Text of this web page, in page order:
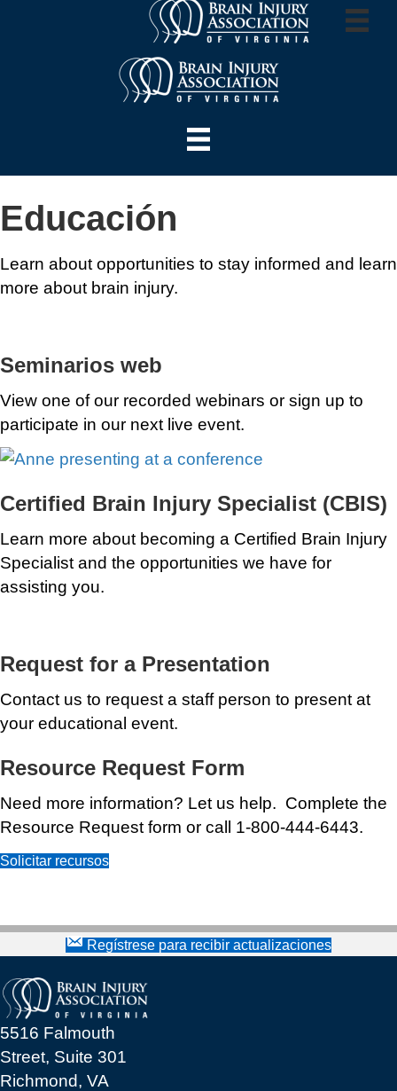
Educación
Learn about opportunities to stay informed and learn
more about brain injury.
Seminarios web
View one of our recorded webinars or sign up to
participate in our next live event.
Certified Brain Injury Specialist (CBIS)
Learn more about becoming a Certified Brain Injury
Specialist and the opportunities we have for
assisting you.
Request for a Presentation
Contact us to request a staff person to present at
your educational event.
Resource Request Form
Need more information? Let us help. Complete the
Resource Request form or call 1-800-444-6443.
Solicitar recursos
Regístrese para recibir actualizaciones
5516 Falmouth
Street, Suite 301
Richmond, VA